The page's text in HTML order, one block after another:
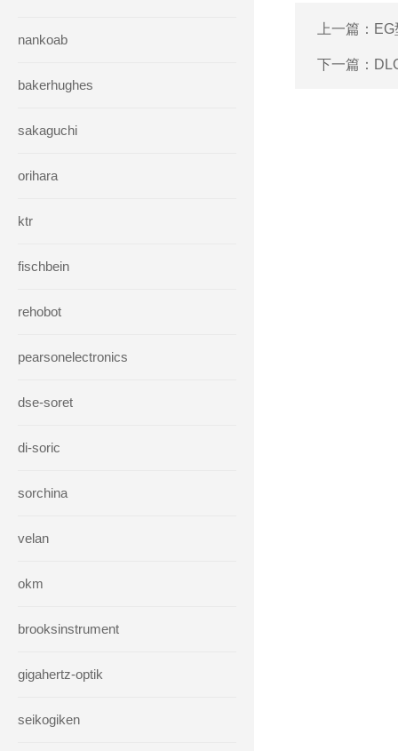
nankoab
bakerhughes
sakaguchi
orihara
ktr
fischbein
rehobot
pearsonelectronics
dse-soret
di-soric
sorchina
velan
okm
brooksinstrument
gigahertz-optik
seikogiken
上一篇：
下一篇：